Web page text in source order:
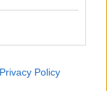
Privacy Policy